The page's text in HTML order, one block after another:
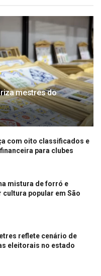
mestres do
com oito classificados e
para clubes
na mistura de forró e
popular em São
reflete cenário de
eleitorais no estado